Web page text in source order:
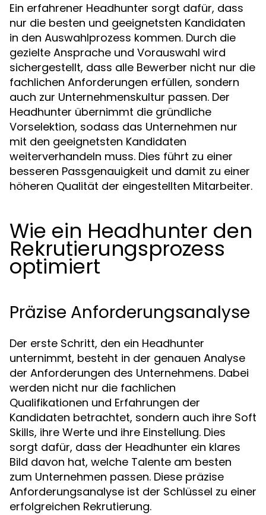
Ein erfahrener Headhunter sorgt dafür, dass
nur die besten und geeignetsten Kandidaten
in den Auswahlprozess kommen. Durch die
gezielte Ansprache und Vorauswahl wird
sichergestellt, dass alle Bewerber nicht nur die
fachlichen Anforderungen erfüllen, sondern
auch zur Unternehmenskultur passen. Der
Headhunter übernimmt die gründliche
Vorselektion, sodass das Unternehmen nur
mit den geeignetsten Kandidaten
weiterverhandeln muss. Dies führt zu einer
besseren Passgenauigkeit und damit zu einer
höheren Qualität der eingestellten Mitarbeiter.
Wie ein Headhunter den
Rekrutierungsprozess
optimiert
Präzise Anforderungsanalyse
Der erste Schritt, den ein Headhunter
unternimmt, besteht in der genauen Analyse
der Anforderungen des Unternehmens. Dabei
werden nicht nur die fachlichen
Qualifikationen und Erfahrungen der
Kandidaten betrachtet, sondern auch ihre Soft
Skills, ihre Werte und ihre Einstellung. Dies
sorgt dafür, dass der Headhunter ein klares
Bild davon hat, welche Talente am besten
zum Unternehmen passen. Diese präzise
Anforderungsanalyse ist der Schlüssel zu einer
erfolgreichen Rekrutierung.